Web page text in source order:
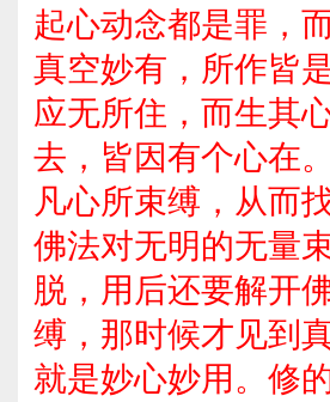
起心动念都是罪，
真空妙有，所作皆
应无所住，而生其
去，皆因有个心在
凡心所束缚，从而
佛法对无明的无量
脱，用后还要解开
缚，那时候才见到
就是妙心妙用。修